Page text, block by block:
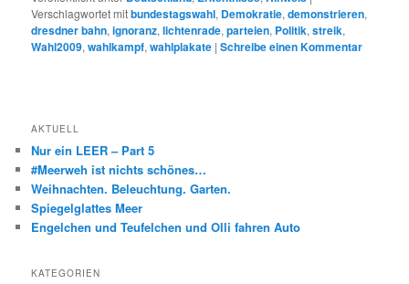
Verschlagwortet mitbundestagswahl, Demokratie,demonstrieren,
dresdner bahn,ignoranz,lichtenrade,parteien, Politik,streik,
Wahl2009,wahlkampf,wahlplakate |Schreibe einen Kommentar
AKTUELL
Nur ein LEER – Part 5
#Meerweh ist nichts schönes…
Weihnachten. Beleuchtung. Garten.
Spiegelglattes Meer
Engelchen und Teufelchen und Olli fahren Auto
KATEGORIEN